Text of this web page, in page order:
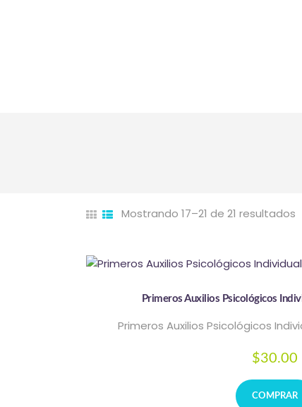
Mostrando 17–21 de 21 resultados
Primeros Auxilios Psicológicos
Primeros Auxilios Psicológicos
$30.00
COMPRAR